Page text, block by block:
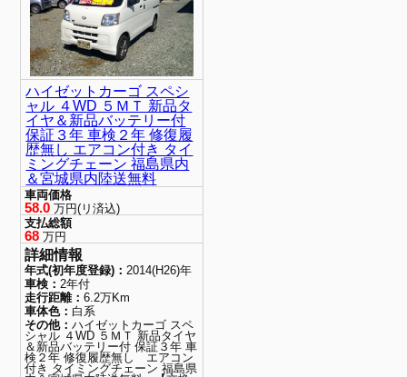
ハイゼットカーゴ スペシ
ャル ４WD ５ＭＴ 新品タ
イヤ＆新品バッテリー付
保証３年 車検２年 修復履
歴無し エアコン付き タイ
ミングチェーン 福島県内
＆宮城県内陸送無料
車両価格
58.0 万円(リ済込)
支払総額
68 万円
詳細情報
年式(初年度登録)： 2014(H26)年
車検： 2年付
走行距離：6.2万Km
車体色： 白系
その他：ハイゼットカーゴ スペ
シャル ４WD ５ＭＴ 新品タイヤ
＆新品バッテリー付 保証３年 車
検２年 修復履歴無し エアコン
付き タイミングチェーン 福島県